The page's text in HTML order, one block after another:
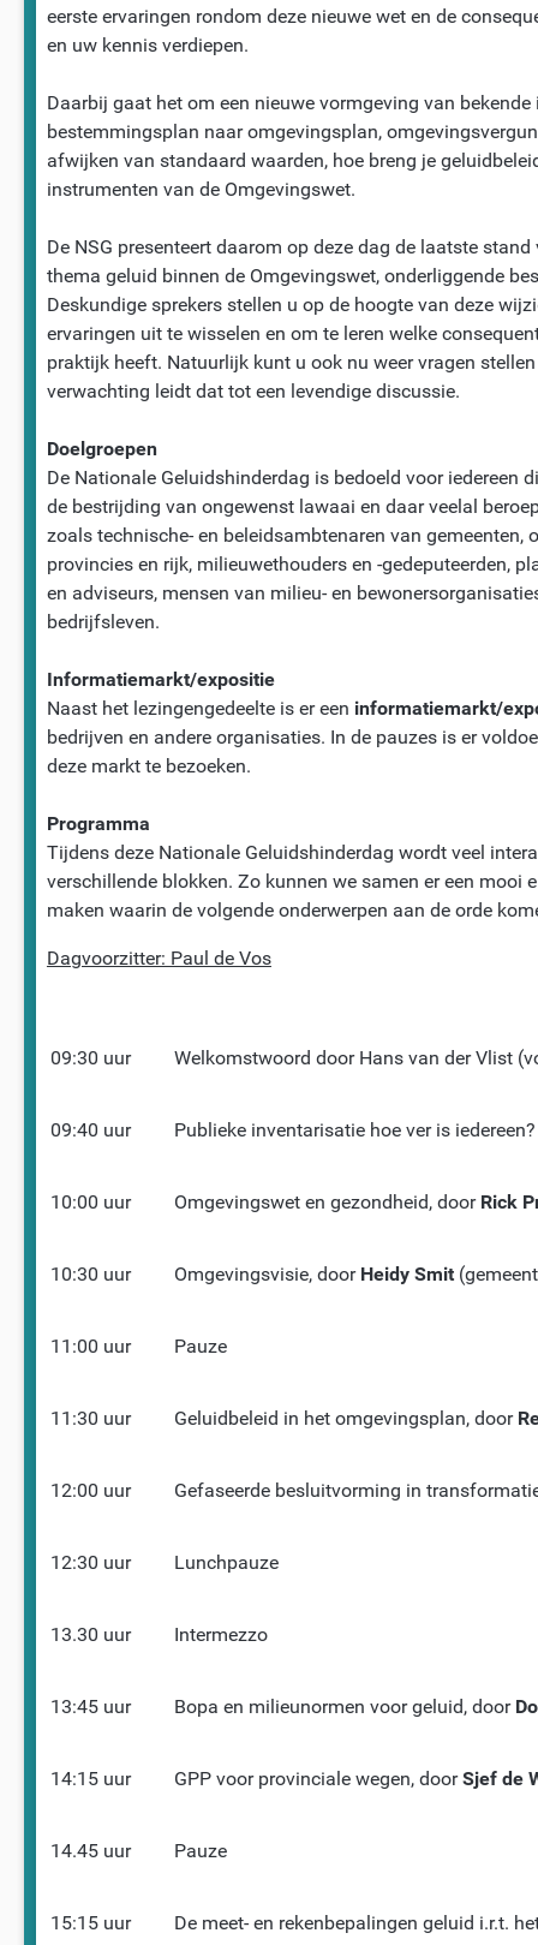
eerste ervaringen rondom deze nieuwe wet en de
en uw kennis verdiepen.
Daarbij gaat het om een nieuwe vormgeving van
bestemmingsplan naar omgevingsplan,
afwijken van standaard waarden, hoe breng je
instrumenten van de Omgevingswet.
De NSG presenteert daarom op deze dag de laatste
thema geluid binnen de Omgevingswet, onderliggende
Deskundige sprekers stellen u op de hoogte van deze
ervaringen uit te wisselen en om te leren welke
praktijk heeft. Natuurlijk kunt u ook nu weer vragen
verwachting leidt dat tot een levendige discussie.
Doelgroepen
De Nationale Geluidshinderdag is bedoeld voor iedereen
de bestrijding van ongewenst lawaai en daar veelal
zoals technische- en beleidsambtenaren van gemeenten,
provincies en rijk, milieuwethouders en ‑gedeputeerden,
en adviseurs, mensen van milieu- en
bedrijfsleven.
Informatiemarkt/expositie
Naast het lezingengedeelte is er een informatiemarkt/
bedrijven en andere organisaties. In de pauzes is er
deze markt te bezoeken.
Programma
Tijdens deze Nationale Geluidshinderdag wordt veel
verschillende blokken. Zo kunnen we samen er een mooi
maken waarin de volgende onderwerpen aan de orde
Dagvoorzitter: Paul de Vos
09:30 uur Welkomstwoord door Hans van der Vlist
09:40 uur Publieke inventarisatie hoe ver is iedereen?
10:00 uur Omgevingswet en gezondheid, door Rick
10:30 uur Omgevingsvisie, door Heidy Smit
11:00 uur Pauze
11:30 uur Geluidbeleid in het omgevingsplan, door
12:00 uur Gefaseerde besluitvorming in
12:30 uur Lunchpauze
13.30 uur Intermezzo
13:45 uur Bopa en milieunormen voor geluid, door
14:15 uur GPP voor provinciale wegen, doorSjef de
14.45 uur Pauze
15:15 uur De meet- en rekenbepalingen geluid i.r.t.